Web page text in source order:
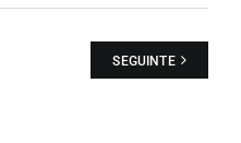
SEGUINTE